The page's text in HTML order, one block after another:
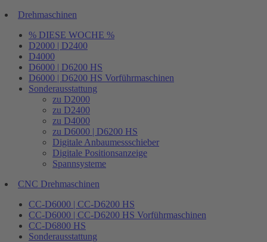
Drehmaschinen
% DIESE WOCHE %
D2000 | D2400
D4000
D6000 | D6200 HS
D6000 | D6200 HS Vorführmaschinen
Sonderausstattung
zu D2000
zu D2400
zu D4000
zu D6000 | D6200 HS
Digitale Anbaumessschieber
Digitale Positionsanzeige
Spannsysteme
CNC Drehmaschinen
CC-D6000 | CC-D6200 HS
CC-D6000 | CC-D6200 HS Vorführmaschinen
CC-D6800 HS
Sonderausstattung